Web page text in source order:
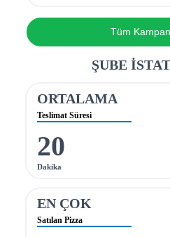
Tüm
ŞUBE
ORTALAMA
Teslimat Süresi
20
Dakika
EN ÇOK
Satılan Pizza